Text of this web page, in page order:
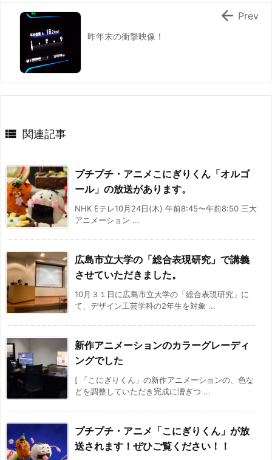
昨年末の衝撃映像！
 Prev
 関連記事
プチプチ・アニメこにぎりくん「オルゴ
ール」の放送があります。
NHK Eテレ10月24日(木) 午前8:45〜午前8:50 三大
アニメーション ...
広島市立大学の「総合表現研究」で講義
させていただきました。
10月３１日に広島市立大学の「総合表現研究」に
て、デザイン工芸学科の2年生を対象 ...
新作アニメーションのカラーグレーディ
ングでした
[ 「こにぎりくん」の新作アニメーションの、色な
どを調整していただき完成に漕ぎつ ...
プチプチ・アニメ「こにぎりくん」が放
送されます！ぜひご覧ください！！